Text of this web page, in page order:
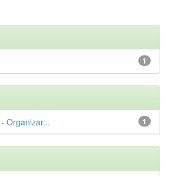
1
1
Organizar...